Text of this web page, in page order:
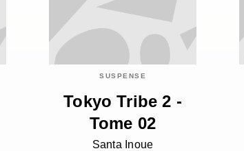
SUSPENSE
Tokyo Tribe 2 -
Tome 02
Santa Inoue